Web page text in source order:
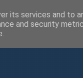
its services and to
and security